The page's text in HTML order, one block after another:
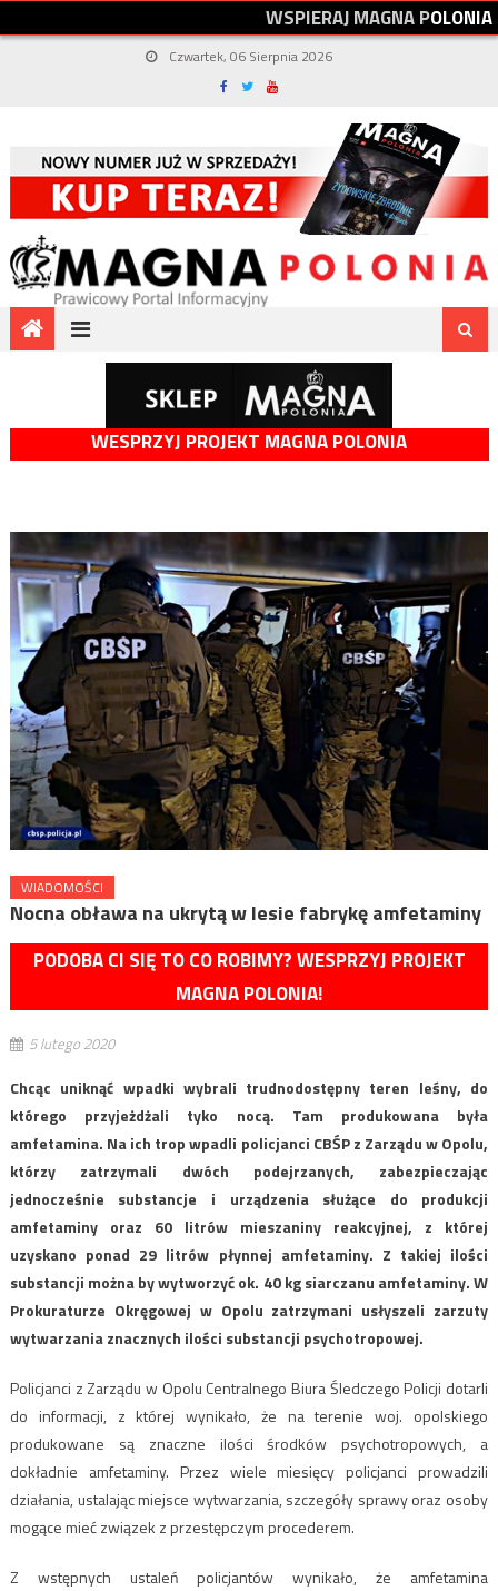
WSPIERAJMAGNAPOLONIA
Czwartek, 06 Sierpnia 2026
WESPRZYJ PROJEKT MAGNA POLONIA
WIADOMOŚCI
Nocna obława na ukrytą w lesie fabrykę amfetaminy
PODOBA CI SIĘ TO CO ROBIMY? WESPRZYJ PROJEKT
MAGNA POLONIA!
5 lutego 2020
Chcąc uniknąć wpadki wybrali trudnodostępny teren leśny, do
którego przyjeżdżali tyko nocą. Tam produkowana była
amfetamina. Na ich trop wpadli policjanci CBŚP z Zarządu w Opolu,
którzy zatrzymali dwóch podejrzanych, zabezpieczając
jednocześnie substancje i urządzenia służące do produkcji
amfetaminy oraz 60 litrów mieszaniny reakcyjnej, z której
uzyskano ponad 29 litrów płynnej amfetaminy. Z takiej ilości
substancji można by wytworzyć ok. 40 kg siarczanu amfetaminy. W
Prokuraturze Okręgowej w Opolu zatrzymani usłyszeli zarzuty
wytwarzania znacznych ilości substancji psychotropowej.
Policjanci z Zarządu w Opolu Centralnego Biura Śledczego Policji dotarli
do informacji, z której wynikało, że na terenie woj. opolskiego
produkowane są znaczne ilości środków psychotropowych, a
dokładnie amfetaminy. Przez wiele miesięcy policjanci prowadzili
działania, ustalając miejsce wytwarzania, szczegóły sprawy oraz osoby
mogące mieć związek z przestępczym procederem.
Z wstępnych ustaleń policjantów wynikało, że amfetamina